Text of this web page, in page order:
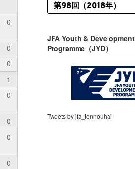
0
0
0
1
0
0
0
0
JFA Youth & Development
Programme（JYD）
Tweets by jfa_tennouhai